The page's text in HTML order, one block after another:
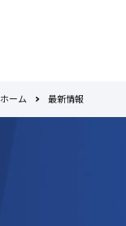
ホーム 最新情報